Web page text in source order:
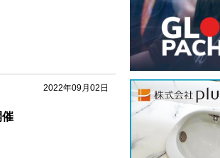
2022年09月02日